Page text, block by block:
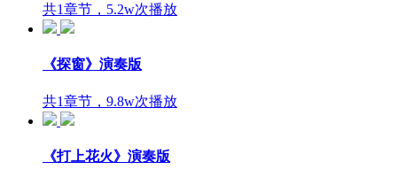
共1章节，5.2w次播放
《探窗》演奏版
共1章节，9.8w次播放
《打上花火》演奏版